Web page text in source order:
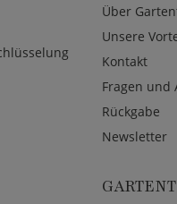
Über
Unsere
Kontakt
Fragen und
Rückgabe
Newsletter